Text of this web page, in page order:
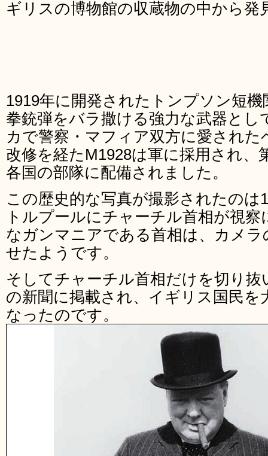
ギリスの博物館の収蔵物の中から発
1919年に開発されたトンプソン短
拳銃弾をバラ撒ける強力な武器とし
カで警察・マフィア双方に愛され
改修を経たM1928は軍に採用され、
各国の部隊に配備されました。
この歴史的な写真が撮影されたのは
トルプールにチャーチル首相が視
なガンマニアである首相は、カメ
せたようです。
そしてチャーチル首相だけを切り
の新聞に掲載され、イギリス国民
なったのです。